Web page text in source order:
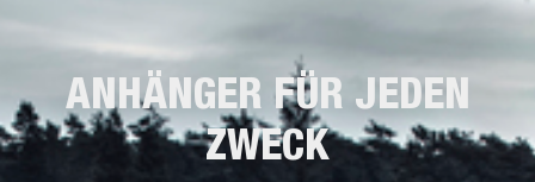
ANHÄNGER FÜR JEDEN
ZWECK